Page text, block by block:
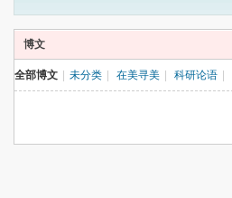
博文
全部博文 未分类 在美寻美 科研论语